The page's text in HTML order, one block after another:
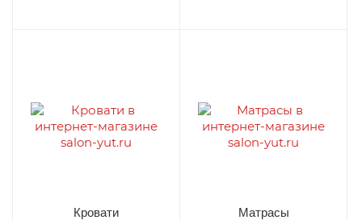
Кровати Матрасы